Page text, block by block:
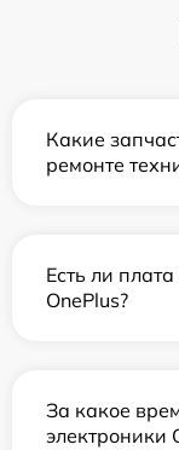
Какие
ремонте
Есть ли
OnePlus?
За какое
электроники